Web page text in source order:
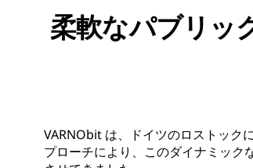
柔軟なパブリッ
VARNObit は、ドイツのロストック
プローチにより、このダイナミック